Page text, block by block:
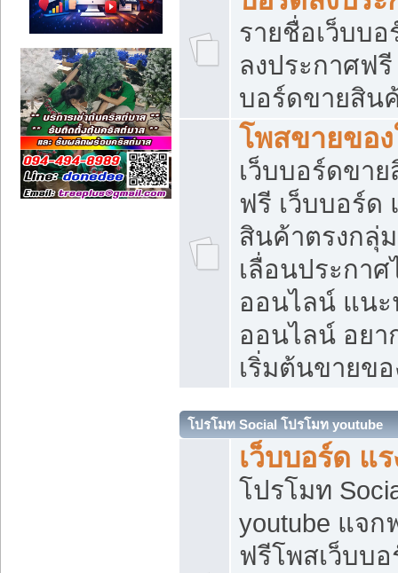
รายชื่อเว็บบ
ลงประกาศฟรี
บอร์ดขายสิน
โพสขายขอ
เว็บบอร์ดขา
ฟรี เว็บบอร์ด
สินค้าตรงกลุ่
เลื่อนประกา
ออนไลน์ แนะ
ออนไลน์ อย
เริ่มต้นขายข
โปรโมท Social โปรโมท youtube
เว็บบอร์ด แร
โปรโมท
youtube แจก
ฟรีโพสเว็บบอ